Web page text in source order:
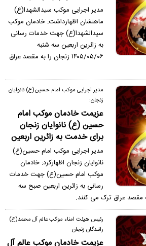
مدیر اجرایی موکب سیدالشهدا(ع)
ماهنشان اظهارداشت: خادمان موکب
سیدالشهدا(ع) جهت خدمات رسانی
به زائرین اربعین سه شنبه
۱۴۰۵/۰۵/۰۶ زنجان را به مقصد عراق
مدیر اجرایی موکب امام حسین(ع) نانوایان
زنجان:
عزیمت خادمان موکب امام
حسین (ع) نانوایان زنجان
برای خدمت به زائرین اربعین
مدیر اجرایی موکب امام حسین(ع)
نانوایان زنجان اظهارکرد: خادمان
موکب امام حسین(ع) جهت خدمات
رسانی به زائرین اربعین صبح سه
رئیس هیئت امناء موکب عالم آل محمد(ع)
رانندگان زنجان:
عزیمت خادمان موکب عالم آل